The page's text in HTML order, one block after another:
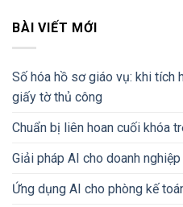
BÀI VIẾT MỚI
Số hóa hồ sơ giáo vụ: khi tích
giấy tờ thủ công
Chuẩn bị liên hoan cuối khóa
Giải pháp AI cho doanh
Ứng dụng AI cho phòng kế